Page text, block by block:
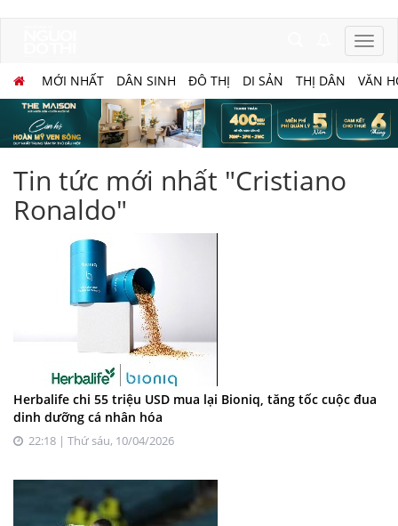
MỚI NHẤT DÂN SINH ĐÔ THỊ DI SẢN THỊ DÂN VĂN
Tin tức mới nhất "Cristiano
Ronaldo"
Herbalife chi 55 triệu USD mua lại Bioniq, tăng tốc cuộc đua
dinh dưỡng cá nhân hóa
22:18 | Thứ sáu, 10/04/2026